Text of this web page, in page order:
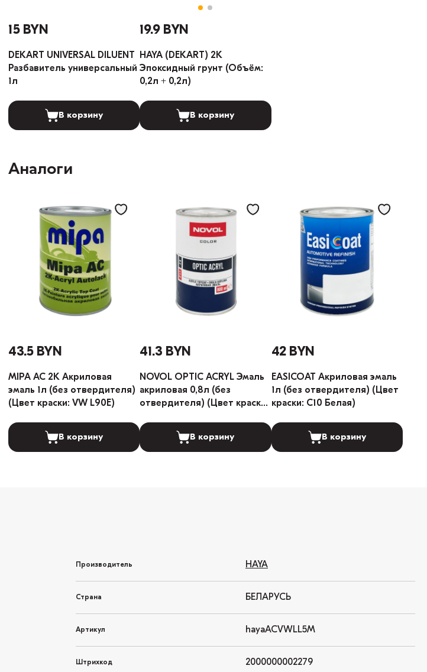
15 BYN
DEKART UNIVERSAL DILUENT
Разбавитель универсальный
1л
В корзину
19.9 BYN
HAYA (DEKART) 2K
Эпоксидный грунт (Объём:
0,2л + 0,2л)
В корзину
Аналоги
43.5 BYN
MIPA AC 2K Акриловая
эмаль 1л (без отвердителя)
(Цвет краски: VW L90E)
В корзину
41.3 BYN
NOVOL OPTIC ACRYL Эмаль
акриловая 0,8л (без
отвердителя) (Цвет краски:
В корзину
42 BYN
EASICOAT Акриловая эмаль
1л (без отвердителя) (Цвет
краски: C10 Белая)
В корзину
Производитель HAYA
Страна БЕЛАРУСЬ
Артикул hayaACVWLL5M
Штрихкод 2000000002279